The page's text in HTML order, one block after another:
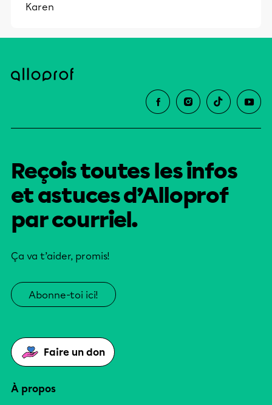
Karen
Reçois toutes les infos
et astuces d’Alloprof
par courriel.
Ça va t’aider, promis!
Abonne-toi ici!
Faire un don
À propos